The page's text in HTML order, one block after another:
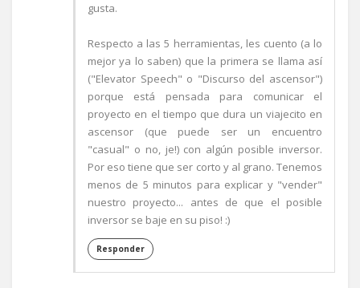
gusta.
Respecto a las 5 herramientas, les cuento (a lo
mejor ya lo saben) que la primera se llama así
("Elevator Speech" o "Discurso del ascensor")
porque está pensada para comunicar el
proyecto en el tiempo que dura un viajecito en
ascensor (que puede ser un encuentro
"casual" o no, je!) con algún posible inversor.
Por eso tiene que ser corto y al grano. Tenemos
menos de 5 minutos para explicar y "vender"
nuestro proyecto... antes de que el posible
inversor se baje en su piso! :)
Responder